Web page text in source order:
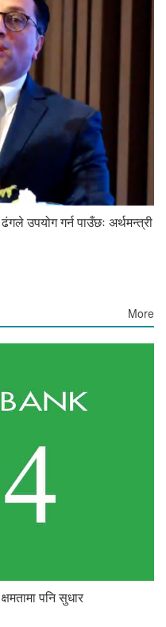
उपयोग गर्न पाउँछः अर्थमन्त्री
More
पनि सुधार